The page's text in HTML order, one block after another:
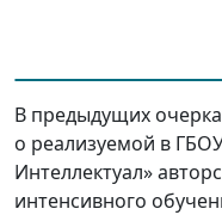
В предыдущих
о реализуемой в
Интеллектуал»
интенсивного